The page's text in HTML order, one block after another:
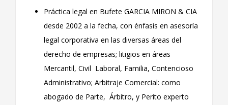
Práctica legal en Bufete GARCIA MIRON & CIA
desde 2002 a la fecha, con énfasis en asesoría
legal corporativa en las diversas áreas del
derecho de empresas; litigios en áreas
Mercantil, Civil Laboral, Familia, Contencioso
Administrativo; Arbitraje Comercial: como
abogado de Parte, Árbitro, y Perito experto